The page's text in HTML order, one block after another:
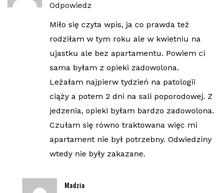
Odpowiedz
Miło się czyta wpis, ja co prawda też
rodziłam w tym roku ale w kwietniu na
ujastku ale bez apartamentu. Powiem ci
sama byłam z opieki zadowolona.
Leżałam najpierw tydzień na patologii
ciąży a potem 2 dni na sali poporodowej. Z
jedzenia, opieki byłam bardzo zadowolona.
Czułam się równo traktowana więc mi
apartament nie był potrzebny. Odwiedziny
wtedy nie były zakazane.
Madzia